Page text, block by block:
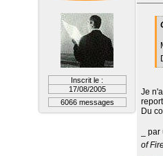
Inscrit le :
17/08/2005
6066 messages
Je
Du
_
of